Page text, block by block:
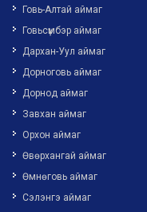
Говь-Алтай аймаг
Говьсүмбэр аймаг
Дархан-Уул аймаг
Дорноговь аймаг
Дорнод аймаг
Завхан аймаг
Орхон аймаг
Өвөрхангай аймаг
Өмнөговь аймаг
Сэлэнгэ аймаг